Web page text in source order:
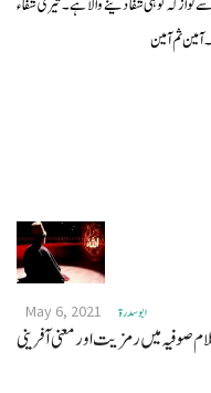
آمین ثم آمین
ابو سدرة May 6, 2021
صوفیہ میں رمزیت اور معنی آفرینی